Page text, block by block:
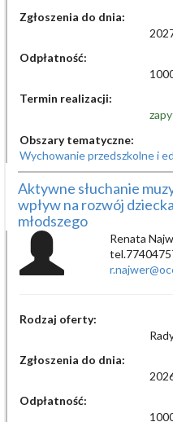
Zgłoszenia do dnia:
Odpłatność:
Termin realizacji:
Obszary tematyczne:
Wychowanie przedszkolne i
Aktywne słuchanie
wpływ na rozwój dziecka
młodszego
Renata
Rodzaj oferty:
Zgłoszenia do dnia:
Odpłatność: